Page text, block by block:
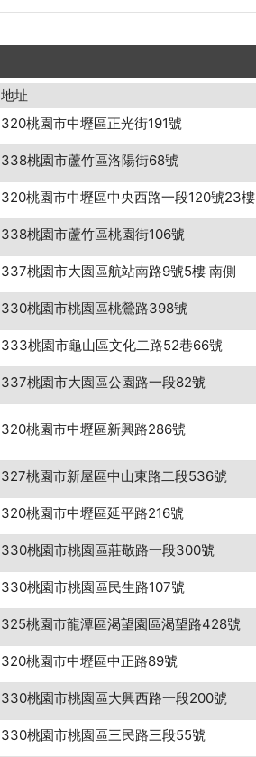
地址
320桃園市中壢區正光街191號
338桃園市蘆竹區洛陽街68號
320桃園市中壢區中央西路一段120號23樓
338桃園市蘆竹區桃園街106號
337桃園市大園區航站南路9號5樓 南側
330桃園市桃園區桃鶯路398號
333桃園市龜山區文化二路52巷66號
337桃園市大園區公園路一段82號
320桃園市中壢區新興路286號
327桃園市新屋區中山東路二段536號
320桃園市中壢區延平路216號
330桃園市桃園區莊敬路一段300號
330桃園市桃園區民生路107號
325桃園市龍潭區渴望園區渴望路428號
320桃園市中壢區中正路89號
330桃園市桃園區大興西路一段200號
330桃園市桃園區三民路三段55號